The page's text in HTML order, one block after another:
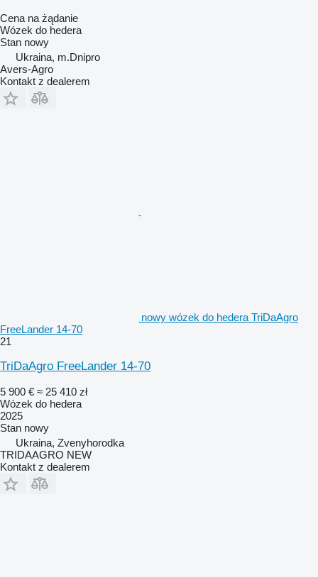
Cena na żądanie
Wózek do hedera
Stan nowy
Ukraina, m.Dnipro
Avers-Agro
Kontakt z dealerem
nowy wózek do hedera TriDaAgro
FreeLander 14-70
21
TriDaAgro FreeLander 14-70
5 900 € ≈ 25 410 zł
Wózek do hedera
2025
Stan nowy
Ukraina, Zvenyhorodka
TRIDAAGRO NEW
Kontakt z dealerem